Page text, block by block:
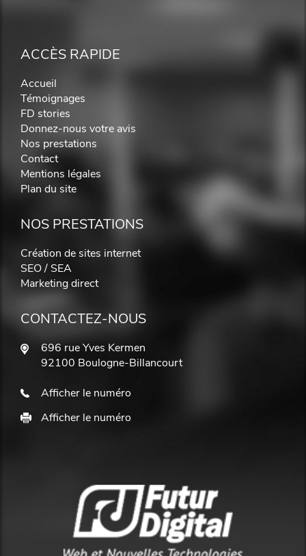
ACCÈS RAPIDE
Accueil
Témoignages
FD stories
Donnez-nous votre avis
Nos prestations
Contact
Mentions légales
Plan du site
NOS PRESTATIONS
Création de sites internet
SEO / SEA
Marketing direct
CONTACTEZ-NOUS
696 rue Yves Kermen
92100 Boulogne-Billancourt
Afficher le numéro
Afficher le numéro